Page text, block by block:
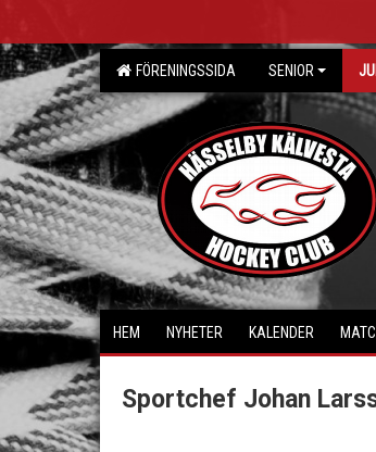
FÖRENINGSSIDA SENIOR
HEM NYHETER KALENDER
Sportchef Johan